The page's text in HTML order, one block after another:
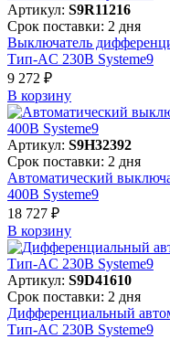
Артикул: S9R11216
Срок поставки: 2 дня
Выключатель
Тип-AC 230В Systeme9
9 272 ₽
В корзинy
Артикул: S9H32392
Срок поставки: 2 дня
Автоматический
400В Systeme9
18 727 ₽
В корзинy
Артикул: S9D41610
Срок поставки: 2 дня
Дифференциальный
Тип-AC 230В Systeme9